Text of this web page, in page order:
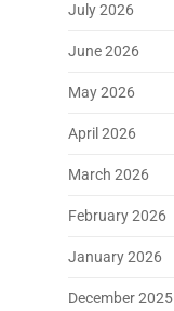
July 2026
June 2026
May 2026
April 2026
March 2026
February 2026
January 2026
December 2025